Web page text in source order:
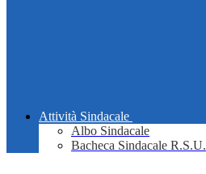
Attività Sindacale
Albo Sindacale
Bacheca Sindacale R.S.U.